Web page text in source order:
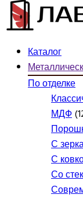
Каталог
По отделке
МДФ
С
С
Со